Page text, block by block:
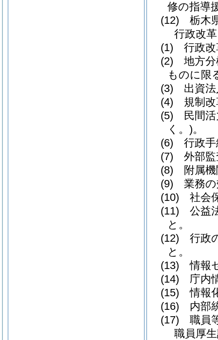
修の指導
(12) 栃木
行政改
(1) 行政改
(2) 地方分
ものに限
(3) 出資法
(4) 規制改
(5) 民間活
く。)。
(6) 行政手
(7) 外部監
(8) 附属機
(9) 業務の
(10) 社会
(11) 公益
と。
(12) 行政
と。
(13) 情報
(14) 庁内
(15) 情報
(16) 内部
(17) 職員
職員厚